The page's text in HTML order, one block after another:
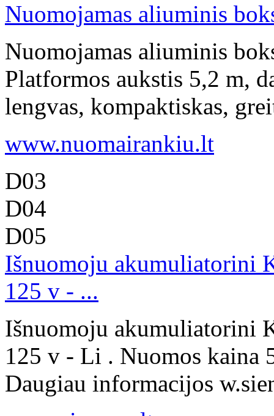
Nuomojamas aliuminis
Nuomojamas aliuminis
Platformos aukstis 5,2 m,
lengvas, kompaktiskas,
www.nuomairankiu.lt
D03
D04
D05
Išnuomoju akumuliatorini
125 v - ...
Išnuomoju akumuliatorini
125 v - Li . Nuomos kaina
Daugiau informacijos